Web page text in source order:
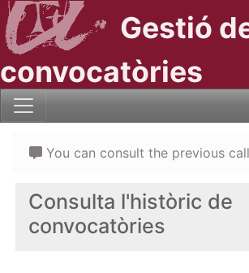
Gestió
convocatòries
Consulta l'històric de
convocatòries
You can consult the previous